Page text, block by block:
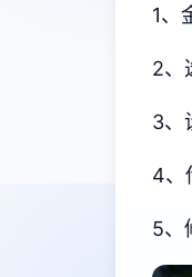
1、
2、
3、
4、
5、